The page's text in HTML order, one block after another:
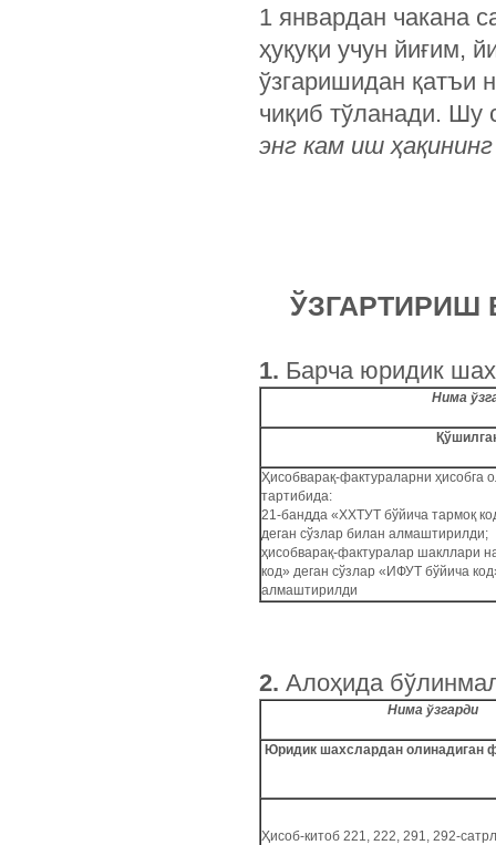
1 январдан чакана
ҳуқуқи учун йиғим,
ўзгаришидан қатъи
чиқиб тўланади. Шу
энг кам иш
ЎЗГАРТИРИШ
1. Барча юридик
Нима
Ҳисобварақ-фактураларни
тартибида:
21-бандда «ХХТУТ бўйича тармоқ
деган сўзлар билан алмаштирилди;
ҳисобварақ-фактуралар шакллари
код» деган сўзлар «ИФУТ бўйича
алмаштирилди
2. Алоҳида
Нима ўзгарди
Юридик шахслардан олинадиган
Ҳисоб-китоб 221, 222, 291, 292-